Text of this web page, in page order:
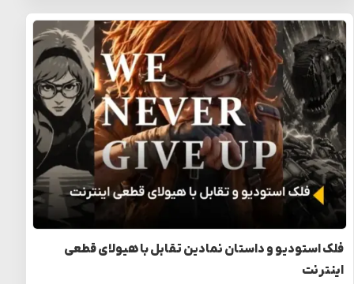
فلک استودیو و داستان نمادین تقابل با هیولای قطعی
اینترنت